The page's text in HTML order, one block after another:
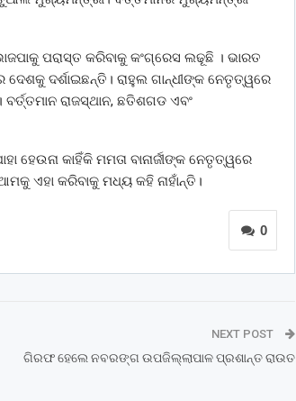
ପରାସ୍ତ କରିବାକୁ କଂଗ୍ରେସ ଲଢୂଛି । ଭାରତ
ଦେଶକୁ ଦର୍ଶାଇଛନ୍ତି। ରାହୁଲ ଗାନ୍ଧୀଙ୍କ ନେତୃତ୍ୱରେ
ରାଜସ୍ଥାନ, ଛତିଶଗଡ ଏବଂ
ହେଉନା କାହିଁକି ମମତା ବାନାର୍ଜୀଙ୍କ ନେତୃତ୍ୱରେ
ଏହା କରିବାକୁ ମଧ୍ୟ କହି ନାହାଁନ୍ତି।
0
NEXT POST
ଗିରଫ ହେଲେ ନବରଙ୍ଗ ଉପଜିଲ୍ଲାପାଳ ପ୍ରଶାନ୍ତ ରାଉତ